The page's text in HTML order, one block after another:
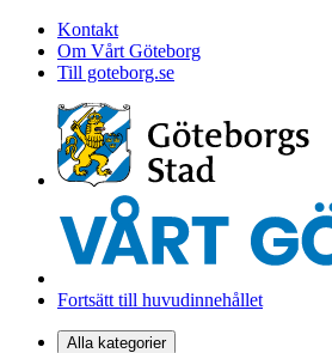
Kontakt
Om Vårt Göteborg
Till goteborg.se
Fortsätt till huvudinnehållet
Alla kategorier